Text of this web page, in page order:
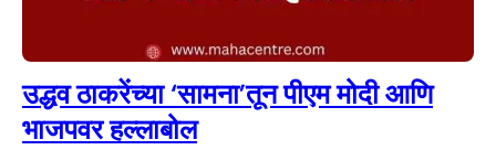
उद्धव ठाकरेंच्या ‘सामना’तून पीएम मोदी आणि
भाजपवर हल्लाबोल